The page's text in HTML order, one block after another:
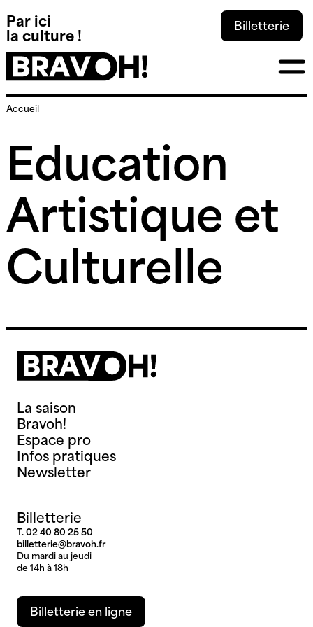
Par ici
la culture !
Billetterie
Skip
Accueil
Education
Artistique et
Culturelle
La saison
Bravoh!
Espace pro
Infos pratiques
Newsletter
Billetterie
T. 02 40 80 25 50
billetterie@bravoh.fr
Du mardi au jeudi
de 14h à 18h
Billetterie en ligne